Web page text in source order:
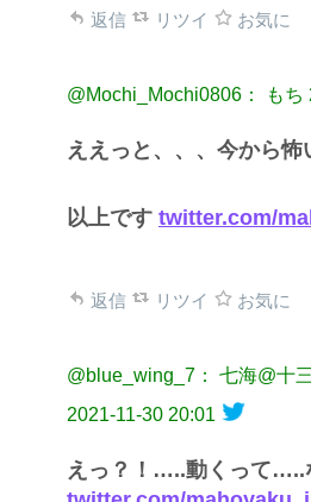
返信 リツイ お気に
@Mochi_Mochi0806： もち
ええっと、、、今から怖
以上です twitter.com/
返信 リツイ お気に
@blue_wing_7： 七海@十
2021-11-30 20:01
えっ？！…..動くって…..